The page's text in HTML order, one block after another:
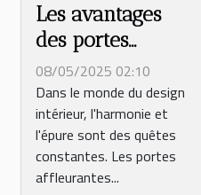
Les avantages
des portes
affleurantes
dans la
décoration
moderne
08/05/2025 02:10
Dans le monde du design
intérieur, l'harmonie et
l'épure sont des quêtes
constantes. Les portes
affleurantes...